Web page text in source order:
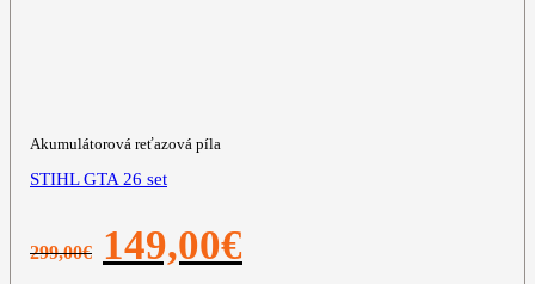
Akumulátorová reťazová píla
STIHL GTA 26 set
299,00€
Pôvodná
cena
149,00€